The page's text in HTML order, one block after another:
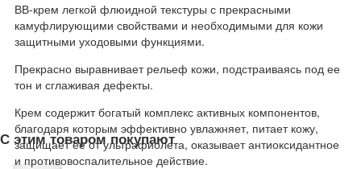
ВВ-крем легкой флюидной текстуры с прекрасными
камуфлирующими свойствами и необходимыми для кожи
защитными уходовыми функциями.
Прекрасно выравнивает рельеф кожи, подстраиваясь под ее
тон и сглаживая дефекты.
Крем содержит богатый комплекс активных компонентов,
благодаря которым эффективно увлажняет, питает кожу,
защищает ее от ультрафиолета, оказывает антиоксидантное
и противовоспалительное действие.
С этим товаром покупают